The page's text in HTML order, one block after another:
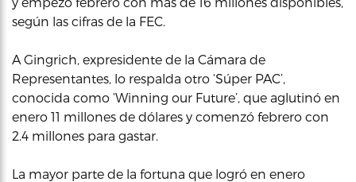
según las cifras de la FEC.
A Gingrich, expresidente de la Cámara de
Representantes, lo respalda otro ‘Súper PAC’,
conocida como ‘Winning our Future’, que aglutinó en
enero 11 millones de dólares y comenzó febrero con
2.4 millones para gastar.
La mayor parte de la fortuna que logró en enero